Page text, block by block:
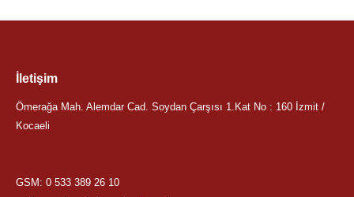
İletişim
Ömerağa Mah. Alemdar Cad. Soydan Çarşısı 1.Kat No : 160 İzmit /
Kocaeli
GSM: 0 533 389 26 10